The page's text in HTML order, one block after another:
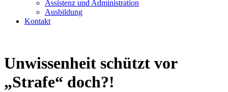
Assistenz und Administration
Ausbildung
Kontakt
Unwissenheit schützt vor
„Strafe“ doch?!